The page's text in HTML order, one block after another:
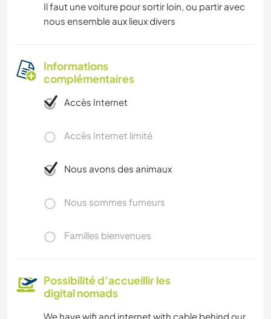
Il faut une voiture pour sortir loin, ou partir avec
nous ensemble aux lieux divers
Informations
complémentaires
Accès Internet
Accès Internet limité
Nous avons des animaux
Nous sommes fumeurs
Familles bienvenues
Possibilité d’accueillir les
digital nomads
We have wifi and internet with cable behind our